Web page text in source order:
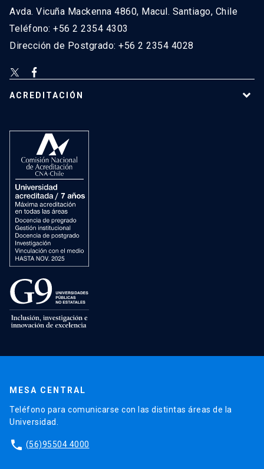
Avda. Vicuña Mackenna 4860, Macul. Santiago, Chile
Teléfono: +56 2 2354 4303
Dirección de Postgrado: +56 2 2354 4028
ACREDITACIÓN
MESA CENTRAL
Teléfono para comunicarse con las distintas áreas de la
Universidad.
phone (56)95504 4000